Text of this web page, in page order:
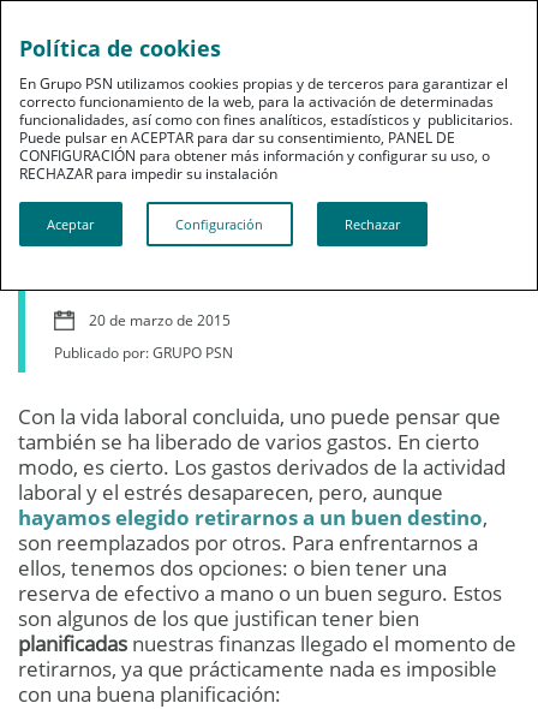
Jubilación
Cinco gastos extra para
20 de marzo de 2015
Publicado por: GRUPO PSN
Con la vida laboral concluida, uno puede pensar que
también se ha liberado de varios gastos. En cierto
modo, es cierto. Los gastos derivados de la actividad
laboral y el estrés desaparecen, pero, aunque
hayamos elegido retirarnos a un buen destino,
son reemplazados por otros. Para enfrentarnos a
ellos, tenemos dos opciones: o bien tener una
reserva de efectivo a mano o un buen seguro. Estos
son algunos de los que justifican tener bien
planificadas nuestras finanzas llegado el momento de
retirarnos, ya que prácticamente nada es imposible
con una buena planificación:
Política de cookies
En Grupo PSN utilizamos cookies propias y de terceros para garantizar el
correcto funcionamiento de la web, para la activación de determinadas
funcionalidades, así como con fines analíticos, estadísticos y publicitarios.
Puede pulsar en ACEPTAR para dar su consentimiento, PANEL DE
CONFIGURACIÓN para obtener más información y configurar su uso, o
RECHAZAR para impedir su instalación​​​​​​​
Aceptar Configuración Rechazar